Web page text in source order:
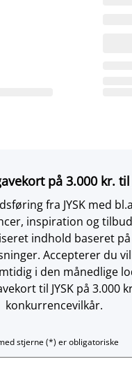
på 3.000 kr. til
fra JYSK med
inspiration og
indhold baseret
Accepterer du
i den månedlige
til JYSK på 3.000
konkurrencevilkår.
stjerne (*) er obligatoriske